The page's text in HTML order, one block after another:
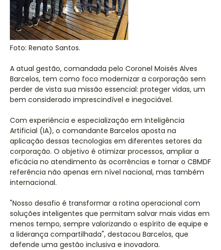
Foto: Renato Santos.
A atual gestão, comandada pelo Coronel Moisés Alves
Barcelos, tem como foco modernizar a corporação sem
perder de vista sua missão essencial: proteger vidas, um
bem considerado imprescindível e inegociável.
Com experiência e especialização em Inteligência
Artificial (IA), o comandante Barcelos aposta na
aplicação dessas tecnologias em diferentes setores da
corporação. O objetivo é otimizar processos, ampliar a
eficácia no atendimento às ocorrências e tornar o CBMDF
referência não apenas em nível nacional, mas também
internacional.
"Nosso desafio é transformar a rotina operacional com
soluções inteligentes que permitam salvar mais vidas em
menos tempo, sempre valorizando o espírito de equipe e
a liderança compartilhada", destacou Barcelos, que
defende uma gestão inclusiva e inovadora.